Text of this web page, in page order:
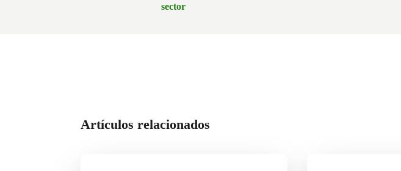
sector
Artículos relacionados